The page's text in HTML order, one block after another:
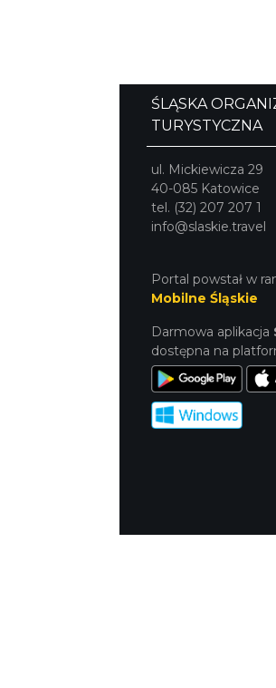
ŚLĄSKA
TURYSTYCZNA
ul. Mickiewicza 29
40-085 Katowice
tel. (32) 207 207 1
info@slaskie.travel
Portal powstał w
Mobilne Śląskie
Darmowa aplikacja
dostępna na